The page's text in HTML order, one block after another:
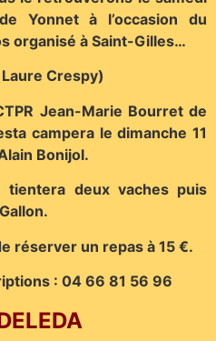
Yonnet à l’occasion du
organisé à Saint-Gilles…
Crespy)
Jean-Marie Bourret de
campera le dimanche 11
Bonijol.
tientera deux vaches puis
réserver un repas à 15 €.
: 04 66 81 56 96